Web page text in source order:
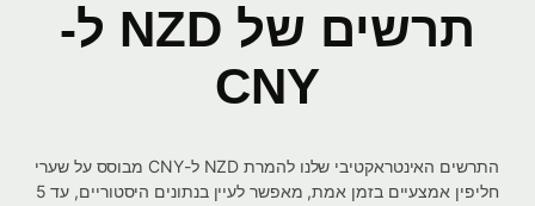
תרשים של NZD ל-
CNY
התרשים האינטראקטיבי שלנו להמרת NZD ל-CNY מבוסס על שערי
חליפין אמצעיים בזמן אמת, מאפשר לעיין בנתונים היסטוריים, עד 5